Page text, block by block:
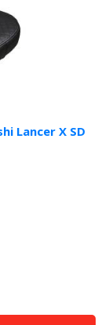
Lancer X SD